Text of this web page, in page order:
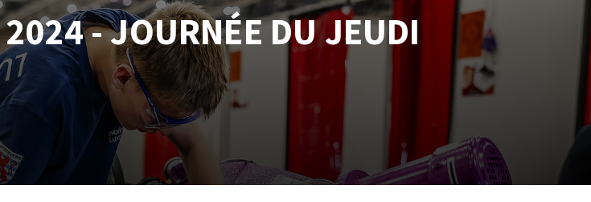
Système auto-nivelant à cale
Système auto-nivelant à vis
Pose des joints
Nettoyage
APPLIQUÉS
- JOURNÉE DU JEUDI